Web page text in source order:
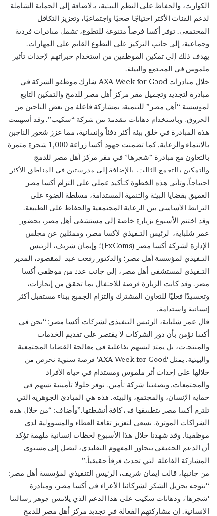
الكوارث، والحفاظ على النظم البيئية، بالاضافة إلى الحماية الشاملة
لدعم الفئات الأكثر احتياجًا صحيًا واجتماعيًا، وتعزيز التكافل
المجتمعي. توفر أكسا فرصاً متنوعة للتطوع، تشمل مبادرات فردية
وجماعية، إلى جانب التركيز على التطوع القائم على المهارات.
يهدف ذلك إلى تمكين الموظفين من استخدام خبراتهم لإحداث تأثير
ملموس في المجتمع والبيئة.
خلال مبادرات AXA Week for Good شارك موظفو الشركة في
مبادرة لتجديد وتجميل مقر مركز أهل مصر للدمج والتمكين التابع
لمؤسسة “أهل مصر” للتنمية، بمشاركة فاعلة من بعض الناجين من
الحروق، وباستخدام دهانات مقدمة من شركة “سكيب”. وقد أسهمت
هذه المبادرة في خلق بيئة أكثر دفئاً وإنسانية، مما عزز شعور الناجين
بالانتماء والرعاية. كما تضمنت جهود أكسا زراعة 1,000 شجرة مثمرة
بالتعاون مع مبادرة “شجرها” في مقر مركز أهل مصر للدمج
والتمكين بالتجمع الثالث، بالإضافة إلى مدرستين في المناطق الأكثر
احتياجاً. وتأتي هذه الخطوة كتأكيد عملي على التزام أكسا مصر
العميق بقضايا البيئة والتنمية المستدامة، مسلطة الضوء على
الترابط الأساسي بين الرعاية المجتمعية والحفاظ على الطبيعة.
وقد اختتم الأسبوع بزيارة خاصة إلى مستشفى أهل مصر، بحضور
عمر شلباية، الرئيس التنفيذي لأكسا مصر، وممثلين عن مجلس
الإدارة لشركة أكسا مصر (ExComs)؛ وإيمان شريف، الرئيس
التنفيذي لمؤسسة أهل مصر؛ والدكتور رفعت عبد المقصود، المدير
التنفيذي لمستشفى أهل مصر، إلى جانب عدد من موظفي أكسا
مصر. وقد كانت الزيارة فرصة للاحتفال بما تحقق من إنجازات،
وتجسيدًا فعليًا للتعاون المشترك والتزام الجميع ببناء مستقبل أكثر
إنسانية واستدامة.
قال عمر شلباية، الرئيس التنفيذي لشركات أكسا مصر: “نحن في
أكسا نؤمن بأن دور الشركات لا يقتصر على تقديم الخدمات
والمنتجات، بل يمتد ليسهم بفاعلية في معالجة القضايا المجتمعية
والبيئية. يمثل ‘AXA Week for Good’ فرصة سنوية نحرص من
خلالها على إحداث أثر ملموس ومستدام في حياة الأفراد
والمجتمعات. وبصفتنا شركة تأمين، نوفر حلولا تأمينية تسهم في
حماية الإنسان، والمجتمع، والبيئة. هذه هي المبادئ الجوهرية التي
تلتزم أكسا مصر بتطبيقها في كافة أنشطتها.”وأضاف: “من خلال هذه
الشراكات المؤثرة، نسعى لتعزيز ثقافة العطاء والمسؤولية لدى
موظفينا. وقد شهدنا خلال هذا الأسبوع لحظات إنسانية ملهمة تؤكد
أن الدعم الحقيقي يتجاوز المفهوم التقليدي، ليصل إلى مستوى
المشاركة الفاعلة التي تحدث فرقاً حقيقياً.”
من جانبها، قالت إيمان شريف، الرئيس التنفيذي لمؤسسة أهل مصر:
“نتوجه بجزيل الشكر لشركائنا الأعزاء في أكسا مصر، ومبادرة
‘شجرها’، ودهانات سكيب على هذا الدعم الذي يلامس جوهر رسالتنا
الإنسانية. إن مشاركتهم الفعالة في تجديد مركز أهل مصر للدمج